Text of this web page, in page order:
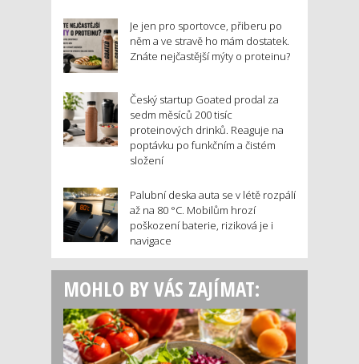
Je jen pro sportovce, přiberu po
něm a ve stravě ho mám dostatek.
Znáte nejčastější mýty o proteinu?
Český startup Goated prodal za
sedm měsíců 200 tisíc
proteinových drinků. Reaguje na
poptávku po funkčním a čistém
složení
Palubní deska auta se v létě rozpálí
až na 80 °C. Mobilům hrozí
poškození baterie, riziková je i
navigace
MOHLO BY VÁS ZAJÍMAT: